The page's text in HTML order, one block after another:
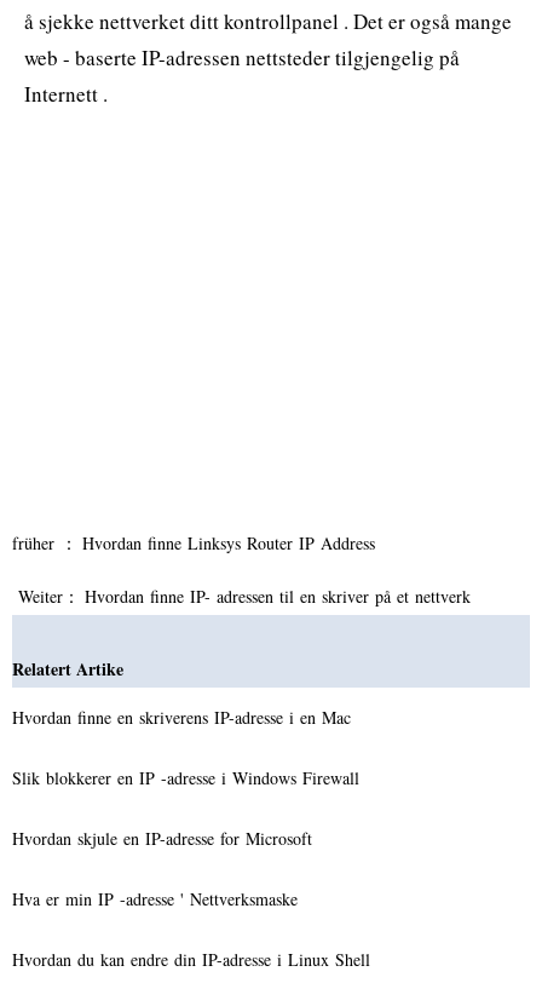
å sjekke nettverket ditt kontrollpanel . Det er også mange
web - baserte IP-adressen nettsteder tilgjengelig på
Internett .
früher ： Hvordan finne Linksys Router IP Address
Weiter： Hvordan finne IP- adressen til en skriver på et nettverk
Relatert Artike
Hvordan finne en skriverens IP-adresse i en Mac
Slik blokkerer en IP -adresse i Windows Firewall
Hvordan skjule en IP-adresse for Microsoft
Hva er min IP -adresse ' Nettverksmaske
Hvordan du kan endre din IP-adresse i Linux Shell